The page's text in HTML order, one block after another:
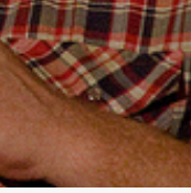
kunnen